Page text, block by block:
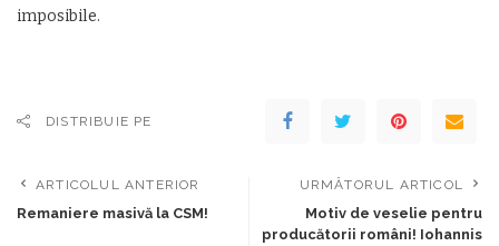
imposibile.
DISTRIBUIE PE
ARTICOLUL ANTERIOR
Remaniere masivă la CSM!
URMĂTORUL ARTICOL
Motiv de veselie pentru
producătorii români! Iohannis